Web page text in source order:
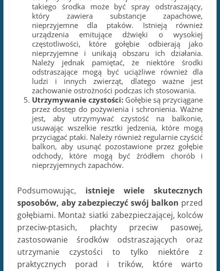
takiego środka może być spray odstraszający,
który zawiera substancje zapachowe,
nieprzyjemne dla ptaków. Istnieją również
urządzenia emitujące dźwięki o wysokiej
częstotliwości, które gołębie odbierają jako
nieprzyjemne i unikają obszaru ich działania.
Należy jednak pamiętać, że niektóre środki
odstraszające mogą być uciążliwe również dla
ludzi i innych zwierząt, dlatego ważne jest
zachowanie ostrożności podczas ich stosowania.
Utrzymywanie czystości:Gołębie są przyciągane
przez dostęp do pożywienia i schronienia. Ważne
jest, aby utrzymywać czystość na balkonie,
usuwając wszelkie resztki jedzenia, które mogą
przyciągać ptaki. Należy również regularnie czyścić
balkon, aby usunąć pozostawione przez gołębie
odchody, które mogą być źródłem chorób i
nieprzyjemnych zapachów.
Podsumowując, istnieje wiele skutecznych
sposobów, aby zabezpieczyć swój balkon przed
gołębiami. Montaż siatki zabezpieczającej, kolców
przeciw-ptasich, płachty przeciw pasowej,
zastosowanie środków odstraszających oraz
utrzymanie czystości to tylko niektóre z
praktycznych porad i trików, które warto